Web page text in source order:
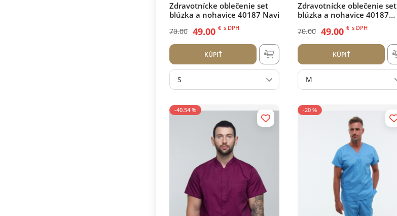
Zdravotnícke oblečenie set
blúzka a nohavice 40187 Navi
70.00 49.00 € s DPH
KÚPIŤ
S
Zdravotnícke oblečenie set
blúzka a nohavice 40187
70.00 49.00 € s DPH
KÚPIŤ
M
-40.54 % -20 %